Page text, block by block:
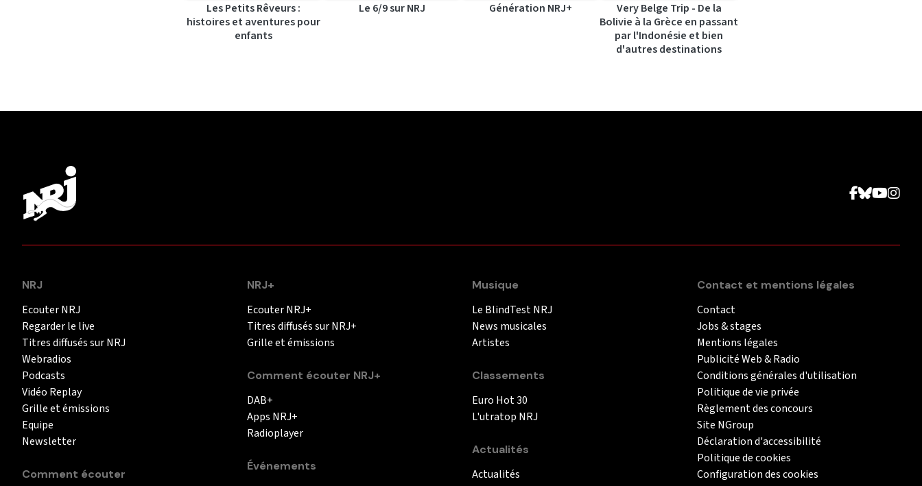
Les Petits Rêveurs :
histoires et aventures pour
enfants
Le 6/9 sur NRJ Génération NRJ+
Very Belge Trip - De la
Bolivie à la Grèce en passant
par l'Indonésie et bien
d'autres destinations
NRJ
Ecouter NRJ
Regarder le live
Titres diffusés sur NRJ
Webradios
Podcasts
Vidéo Replay
Grille et émissions
Equipe
Newsletter
Comment écouter
NRJ+
Ecouter NRJ+
Titres diffusés sur NRJ+
Grille et émissions
Comment écouter NRJ+
DAB+
Apps NRJ+
Radioplayer
Événements
Musique
Le BlindTest NRJ
News musicales
Artistes
Classements
Euro Hot 30
L'utratop NRJ
Actualités
Actualités
Contact et mentions légales
Contact
Jobs & stages
Mentions légales
Publicité Web & Radio
Conditions générales d'utilisation
Politique de vie privée
Règlement des concours
Site NGroup
Déclaration d'accessibilité
Politique de cookies
Configuration des cookies